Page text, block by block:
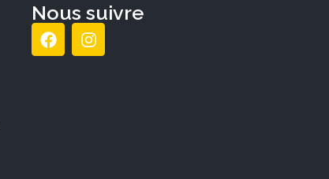
Nous suivre